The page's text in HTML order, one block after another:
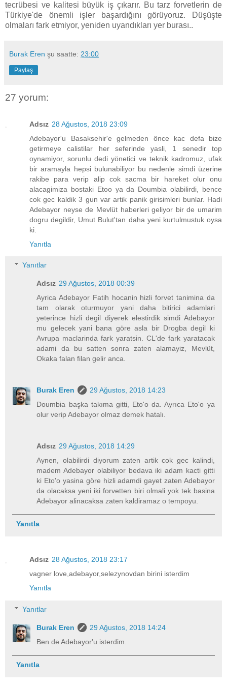
tecrübesi ve kalitesi büyük iş çıkarır. Bu tarz forvetlerin de
Türkiye'de önemli işler başardığını görüyoruz. Düşüşte
olmaları fark etmiyor, yeniden uyandıkları yer burası..
Burak Eren şu saatte: 23:00
Paylaş
27 yorum:
Adsız 28 Ağustos, 2018 23:09
Adebayor'u Basaksehir'e gelmeden önce kac defa bize
getirmeye calistilar her seferinde yasli, 1 senedir top
oynamiyor, sorunlu dedi yönetici ve teknik kadromuz, ufak
bir aramayla hepsi bulunabiliyor bu nedenle simdi üzerine
rakibe para verip alip cok sacma bir hareket olur onu
alacagimiza bostaki Etoo ya da Doumbia olabilirdi, bence
cok gec kaldik 3 gun var artik panik girisimleri bunlar. Hadi
Adebayor neyse de Mevlüt haberleri geliyor bir de umarim
dogru degildir, Umut Bulut'tan daha yeni kurtulmustuk oysa
ki.
Yanıtla
Yanıtlar
Adsız 29 Ağustos, 2018 00:39
Ayrica Adebayor Fatih hocanin hizli forvet tanimina da
tam olarak oturmuyor yani daha bitirici adamlari
yeterince hizli degil diyerek elestirdik simdi Adebayor
mu gelecek yani bana göre asla bir Drogba degil ki
Avrupa maclarinda fark yaratsin. CL'de fark yaratacak
adami da bu satten sonra zaten alamayiz, Mevlüt,
Okaka falan filan gelir anca.
Burak Eren
29 Ağustos, 2018 14:23
Doumbia başka takıma gitti, Eto'o da. Ayrıca Eto'o ya
olur verip Adebayor olmaz demek hatalı.
Adsız 29 Ağustos, 2018 14:29
Aynen, olabilirdi diyorum zaten artik cok gec kalindi,
madem Adebayor olabiliyor bedava iki adam kacti gitti
ki Eto'o yasina göre hizli adamdi gayet zaten Adebayor
da olacaksa yeni iki forvetten biri olmali yok tek basina
Adebayor alinacaksa zaten kaldiramaz o tempoyu.
Yanıtla
Adsız 28 Ağustos, 2018 23:17
vagner love,adebayor,selezynovdan birini isterdim
Yanıtla
Yanıtlar
Burak Eren
29 Ağustos, 2018 14:24
Ben de Adebayor'u isterdim.
Yanıtla